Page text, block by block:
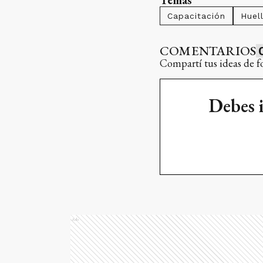
Capacitación
COMENTARIOS
Compartí tus ideas de
Ads